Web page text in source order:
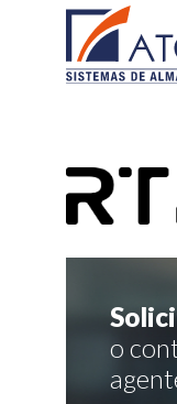
¿Qué tipo
requieren
Forklift?
o